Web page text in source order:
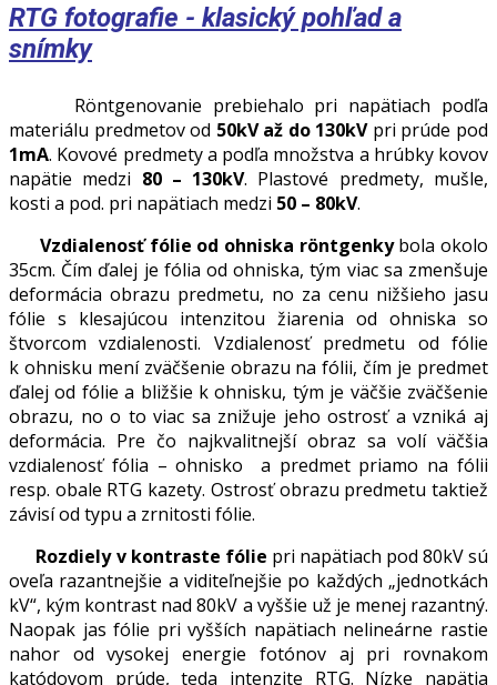
RTG fotografie - klasický pohľad a
snímky
Röntgenovanie prebiehalo pri napätiach podľa
materiálu predmetov od 50kV až do 130kVpri prúde pod
1mA. Kovové predmety a podľa množstva a hrúbky kovov
napätie medzi 80 – 130kV. Plastové predmety, mušle,
kosti a pod. pri napätiach medzi 50 – 80kV.
Vzdialenosť fólie od ohniska röntgenkybola okolo
35cm. Čím ďalej je fólia od ohniska, tým viac sa zmenšuje
deformácia obrazu predmetu, no za cenu nižšieho jasu
fólie s klesajúcou intenzitou žiarenia od ohniska so
štvorcom vzdialenosti. Vzdialenosť predmetu od fólie
k ohnisku mení zväčšenie obrazu na fólii, čím je predmet
ďalej od fólie a bližšie k ohnisku, tým je väčšie zväčšenie
obrazu, no o to viac sa znižuje jeho ostrosť a vzniká aj
deformácia. Pre čo najkvalitnejší obraz sa volí väčšia
vzdialenosť fólia – ohnisko a predmet priamo na fólii
resp. obale RTG kazety. Ostrosť obrazu predmetu taktiež
závisí od typu a zrnitosti fólie.
Rozdiely v kontraste fólie pri napätiach pod 80kV sú
oveľa razantnejšie a viditeľnejšie po každých „jednotkách
kV“, kým kontrast nad 80kV a vyššie už je menej razantný.
Naopak jas fólie pri vyšších napätiach nelineárne rastie
nahor od vysokej energie fotónov aj pri rovnakom
katódovom prúde, teda intenzite RTG. Nízke napätia